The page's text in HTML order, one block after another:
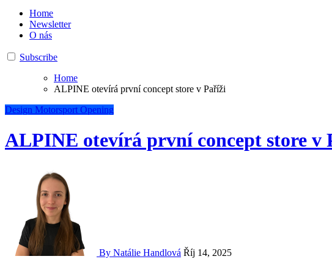
Home
Newsletter
O nás
Subscribe
Home
ALPINE otevírá první concept store v Paříži
Design Motorsport Opening
ALPINE otevírá první concept store v
By Natálie Handlová Říj 14, 2025